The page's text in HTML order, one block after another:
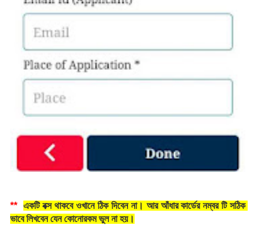
** একটি বক্স থাকবে ওখানে ঠিক দিবেন না। আর আঁধার কার্ডের নম্বর টি সঠিক
ভাবে লিখবেন যেন কোনোরকম ভুল না হয়।